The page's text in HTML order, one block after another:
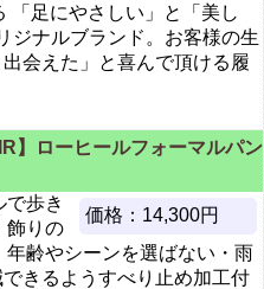
「足にやさしい」と「美し
ジナルブランド。お客様の生
会えた」と喜んで頂ける履
】ローヒールフォーマルパン
価格：14,300円
歩き
飾りの
齢やシーンを選ばない・雨
きるようすべり止め加工付